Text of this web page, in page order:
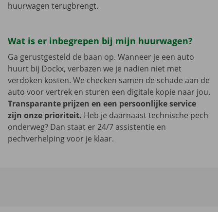
huurwagen terugbrengt.
Wat is er inbegrepen bij mijn huurwagen?
Ga gerustgesteld de baan op. Wanneer je een auto
huurt bij Dockx, verbazen we je nadien niet met
verdoken kosten. We checken samen de schade aan de
auto voor vertrek en sturen een digitale kopie naar jou.
Transparante prijzen en een persoonlijke service
zijn onze prioriteit. Heb je daarnaast technische pech
onderweg? Dan staat er 24/7 assistentie en
pechverhelping voor je klaar.